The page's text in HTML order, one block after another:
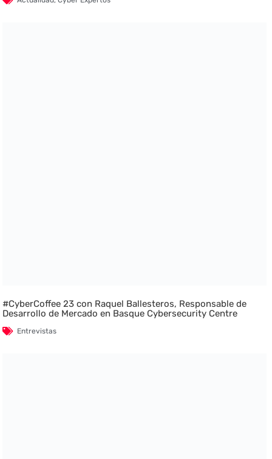
#CyberCoffee 23 con Raquel Ballesteros, Responsable de
Desarrollo de Mercado en Basque Cybersecurity Centre
Entrevistas